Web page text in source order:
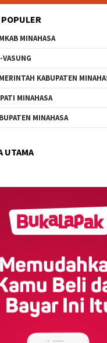
MINAHASA
VASUNG
KABUPATEN
MINAHASA
MINAHASA
UTAMA